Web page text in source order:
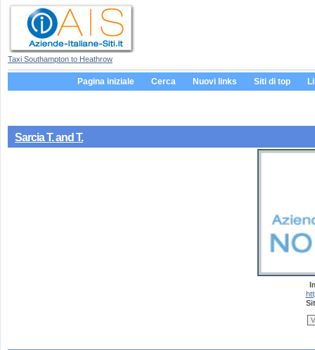
Taxi Southampton to Heathrow
Pagina iniziale Cerca Nuovi links Siti di top
Sarcia T. and T.